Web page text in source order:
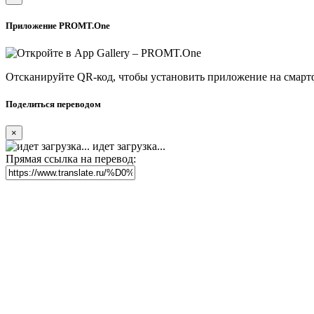
Приложение PROMT.One
Отсканируйте QR-код, чтобы установить приложение на
Поделиться переводом
×
идет загрузка...
Прямая ссылка на перевод: